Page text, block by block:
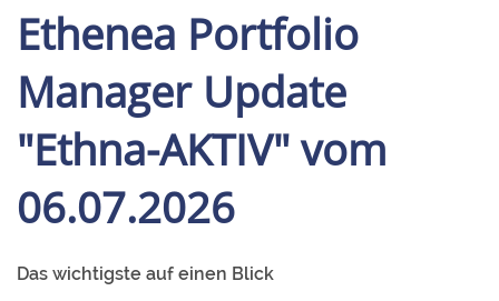
Ethenea Portfolio
Manager Update
"Ethna-AKTIV" vom
06.07.2026
Das wichtigste auf einen Blick